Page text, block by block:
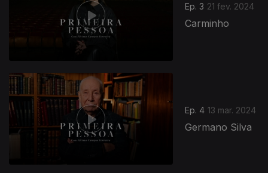
Ep. 3 21 fev. 2024
Carminho
Ep. 4 13 mar. 2024
Germano Silva